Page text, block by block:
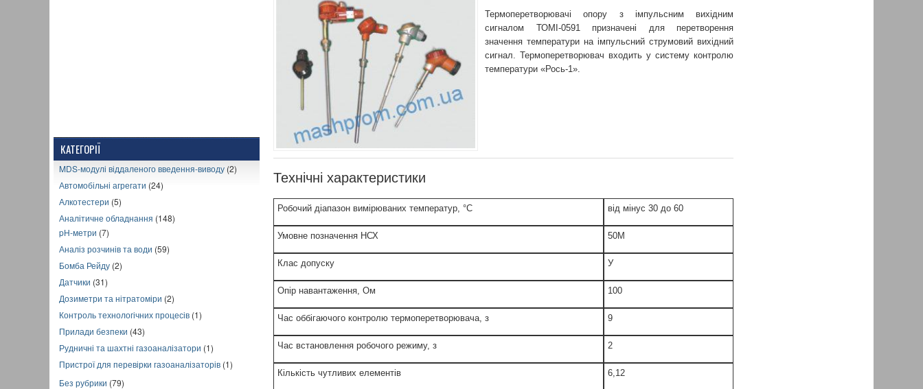
КАТЕГОРІЇ
MDS-модулі віддаленого введення-виводу (2)
Автомобільні агрегати (24)
Алкотестери (5)
Аналітичне обладнання (148)
pH-метри (7)
Аналіз розчинів та води (59)
Бомба Рейду (2)
Датчики (31)
Дозиметри та нітратоміри (2)
Контроль технологічних процесів (1)
Прилади безпеки (43)
Рудничні та шахтні газоаналізатори (1)
Пристрої для перевірки газоаналізаторів (1)
Без рубрики (79)
Термоперетворювачі опору з імпульсним вихідним
сигналом ТОМІ-0591 призначені для перетворення
значення температури на імпульсний струмовий вихідний
сигнал. Термоперетворювач входить у систему контролю
температури «Рось-1».
Технічні характеристики
Робочий діапазон вимірюваних температур, °С від мінус 30 до 60
Умовне позначення НСХ 50М
Клас допуску У
Опір навантаження, Ом 100
Час оббігаючого контролю термоперетворювача, з 9
Час встановлення робочого режиму, з 2
Кількість чутливих елементів 6,12